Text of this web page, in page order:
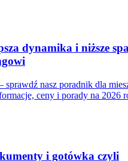
dynamika i niższe
nasz poradnik dla
ceny i porady na 2026
i gotówka czyli